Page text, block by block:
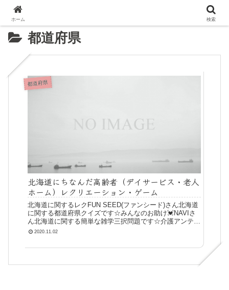
都道府県
都道府県
北海道にちなんだ高齢者（デイサービス・老人
ホーム）レクリエーション・ゲーム
北海道に関するレクFUN SEED(ファンシード)さん北海道
に関する都道府県クイズです☆みんなのお助け💓NAVIさ
ん北海道に関する簡単な雑学三択問題です☆介護アンテナ
さん無料でダウンロード・印刷できる北海道に関する脳ト
2020.11.02
ホーム 検索